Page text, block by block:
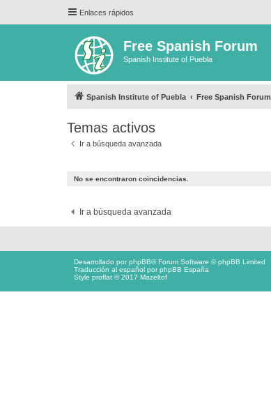
Enlaces rápidos
Free Spanish Forum
Spanish Institute of Puebla
Spanish Institute of Puebla Free Spanish Forum
Temas activos
Ir a búsqueda avanzada
No se encontraron coincidencias.
Ir a búsqueda avanzada
Desarrollado porphpBB® Forum Software © phpBB Limited
Traducción al español porphpBB España
Style proflat © 2017 Mazeltof